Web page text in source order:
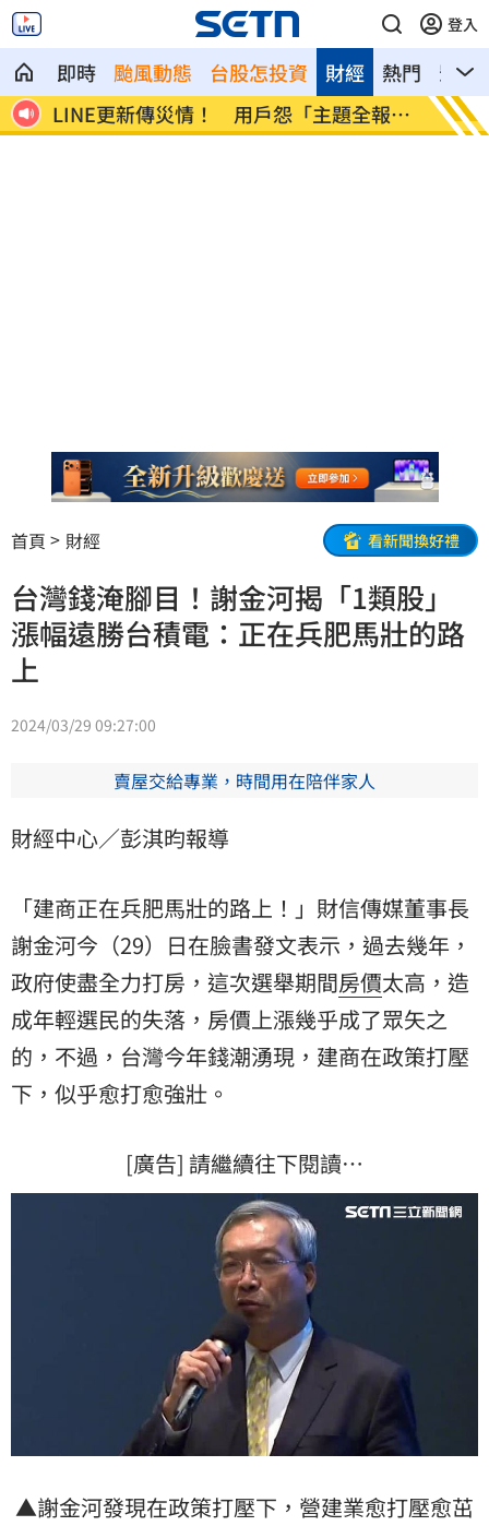
登入
即時 颱風動態 台股怎投資 熱門 影音
財經
傳
LINE更新傳災情！ 用戶怨「主題全報
廢」
美國
進
首頁 財經 看新聞換好禮
台灣錢淹腳目！謝金河揭「1類股」
漲幅遠勝台積電：正在兵肥馬壯的路
上
2024/03/29 09:27:00
賣屋交給專業，時間用在陪伴家人
財經中心／彭淇昀報導
「建商正在兵肥馬壯的路上！」財信傳媒董事長
謝金河今（29）日在臉書發文表示，過去幾年，
政府使盡全力打房，這次選舉期間房價太高，造
成年輕選民的失落，房價上漲幾乎成了眾矢之
的，不過，台灣今年錢潮湧現，建商在政策打壓
下，似乎愈打愈強壯。
[廣告] 請繼續往下閱讀…
▲謝金河發現在政策打壓下，營建業愈打壓愈茁